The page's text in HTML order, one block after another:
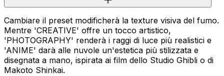
Cambiare il preset modificherà la texture visiva del fumo.
Mentre 'CREATIVE' offre un tocco artistico,
'PHOTOGRAPHY' renderà i raggi di luce più realistici e
'ANIME' darà alle nuvole un'estetica più stilizzata e
disegnata a mano, ispirata ai film dello Studio Ghibli o di
Makoto Shinkai.